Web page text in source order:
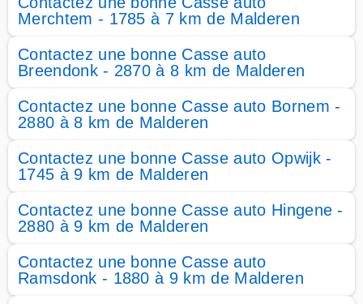
Merchtem - 1785 à 7 km de Malderen
Contactez une bonne Casse auto
Breendonk - 2870 à 8 km de Malderen
Contactez une bonne Casse auto Bornem -
2880 à 8 km de Malderen
Contactez une bonne Casse auto Opwijk -
1745 à 9 km de Malderen
Contactez une bonne Casse auto Hingene -
2880 à 9 km de Malderen
Contactez une bonne Casse auto
Ramsdonk - 1880 à 9 km de Malderen